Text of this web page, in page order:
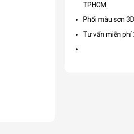
TPHCM
Phối màu sơn 3D
Tư vấn miễn phí